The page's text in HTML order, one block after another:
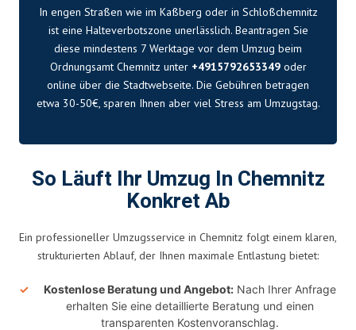
In engen Straßen wie im Kaßberg oder in Schloßchemnitz
ist eine Halteverbotszone unerlässlich. Beantragen Sie
diese mindestens 7 Werktage vor dem Umzug beim
Ordnungsamt Chemnitz unter +4915792653349oder
online über die Stadtwebseite. Die Gebühren betragen
etwa 30-50€, sparen Ihnen aber viel Stress am Umzugstag.
So Läuft Ihr Umzug In Chemnitz
Konkret Ab
Ein professioneller Umzugsservice in Chemnitz folgt einem klaren,
strukturierten Ablauf, der Ihnen maximale Entlastung bietet:
Kostenlose Beratung und Angebot: Nach Ihrer Anfrage
erhalten Sie eine detaillierte Beratung und einen
transparenten Kostenvoranschlag.